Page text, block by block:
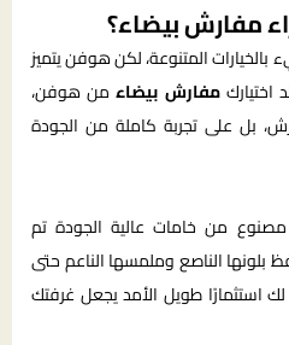
مفارش بيضاء؟
المتنوعة، لكن هوفن يتميز
اختياركمفارش بيضاءمن هوفن،
بل على تجربة كاملة من الجودة
من خامات عالية الجودة تم
بلونها الناصع وملمسها الناعم حتى
استثمارًا طويل الأمد يجعل غرفتك